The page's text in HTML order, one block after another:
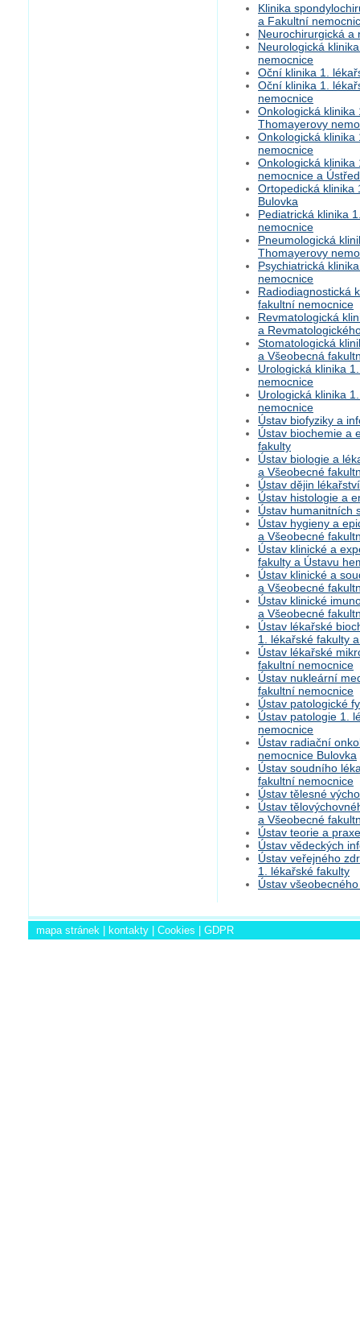
Klinika
a Fakultní
Neurochirurgická a
Neurologická
nemocnice
Oční klinika 1.
Oční klinika 1.
nemocnice
Onkologická
Thomayerovy
Onkologická
nemocnice
Onkologická klinika
nemocnice a
Ortopedická klinika
Bulovka
Pediatrická klinika
nemocnice
Pneumologická
Thomayerovy
Psychiatrická
nemocnice
Radiodiagnostická
fakultní nemocnice
Revmatologická
a
Stomatologická
a Všeobecná
Urologická klinika
nemocnice
Urologická klinika
nemocnice
Ústav biofyziky a
Ústav biochemie a
fakulty
Ústav biologie a
a Všeobecné
Ústav dějin
Ústav histologie a
Ústav humanitních
Ústav hygieny a
a Všeobecné
Ústav klinické a
fakulty a Ústavu
Ústav klinické a
a Všeobecné
Ústav klinické
a Všeobecné
Ústav lékařské
1. lékařské fakulty
Ústav lékařské
fakultní nemocnice
Ústav nukleární
fakultní nemocnice
Ústav patologické
Ústav patologie 1.
nemocnice
Ústav radiační
nemocnice Bulovka
Ústav soudního
fakultní nemocnice
Ústav tělesné
Ústav
a Všeobecné
Ústav teorie a
Ústav vědeckých
Ústav veřejného
1. lékařské fakulty
Ústav
mapa stránek | kontakty | Cookies | GDPR